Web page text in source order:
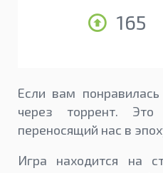
165
Если вам
через торрент.
переносящий нас в
Игра находится на